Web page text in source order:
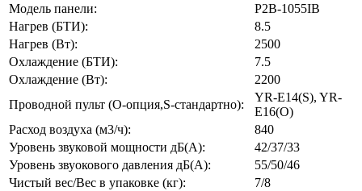
Модель панели:
P2B-1055IB
Нагрев (БТИ):
8.5
Нагрев (Вт):
2500
Охлаждение (БТИ):
7.5
Охлаждение (Вт):
2200
Проводной пульт (O-опция,S-стандартно):
YR-E14(S), YR-
E16(O)
Расход воздуха (м3/ч):
840
Уровень звуковой мощности дБ(А):
42/37/33
Уровень звуокового давления дБ(А):
55/50/46
Чистый вес/Вес в упаковке (кг):
7/8